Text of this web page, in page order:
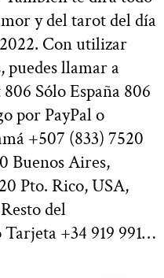
y del tarot del día
Con utilizar
puedes llamar a
Sólo España 806
por PayPal o
+507 (833) 7520
Buenos Aires,
Pto. Rico, USA,
del
+34 919 991…